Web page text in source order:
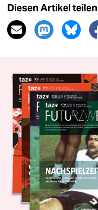
Diesen Artikel teilen